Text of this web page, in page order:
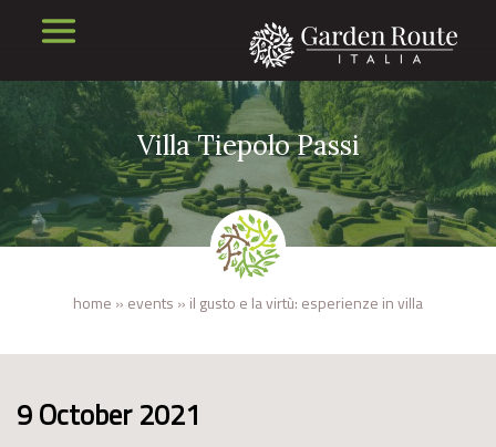
Villa Tiepolo Passi
home » events » il gusto e la virtù: esperienze in villa
9 October 2021